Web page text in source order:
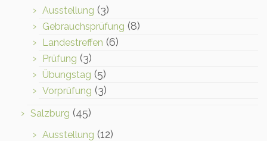
Ausstellung (3)
Gebrauchsprüfung (8)
Landestreffen (6)
Prüfung (3)
Übungstag (5)
Vorprüfung (3)
Salzburg (45)
Ausstellung (12)